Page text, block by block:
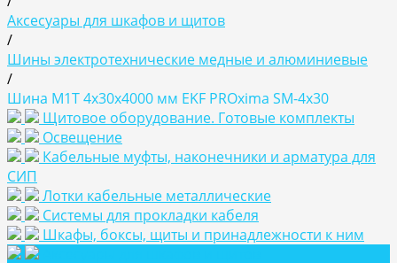
Аксесуары для шкафов и щитов
/
Шины электротехнические медные и алюминиевые
/
Шина М1T 4х30х4000 мм EKF PROxima SM-4x30
Щитовое оборудование. Готовые комплекты
Освещение
Кабельные муфты, наконечники и арматура для
СИП
Лотки кабельные металлические
Системы для прокладки кабеля
Шкафы, боксы, щиты и принадлежности к ним